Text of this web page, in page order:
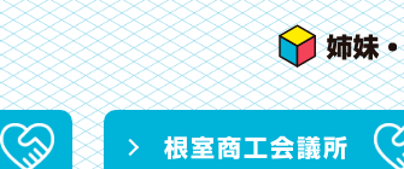
根室商工会議所